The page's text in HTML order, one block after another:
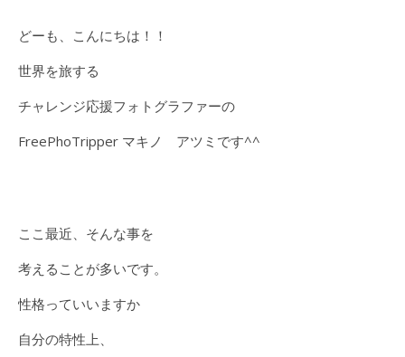
どーも、こんにちは！！
世界を旅する
チャレンジ応援フォトグラファーの
FreePhoTripper マキノ アツミです^^
ここ最近、そんな事を
考えることが多いです。
性格っていいますか
自分の特性上、